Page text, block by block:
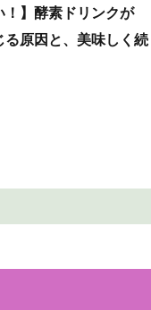
！】酵素ドリンクが
る原因と、美味しく続